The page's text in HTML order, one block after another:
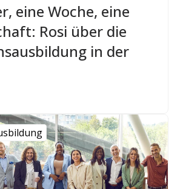
eine Woche, eine
Rosi über die
in der